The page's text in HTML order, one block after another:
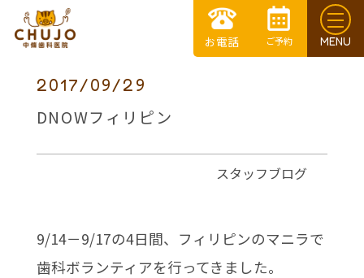
2017/09/29
DNOWフィリピン
スタッフブログ
9/14－9/17の4日間、フィリピンのマニラで
歯科ボランティアを行ってきました。